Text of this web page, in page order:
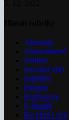
Aktuality
Zdravotnictví
Politika
Sociální věci
Pojištění
Pharma
Rozhovory
E-Health
Ke kávě i čaji